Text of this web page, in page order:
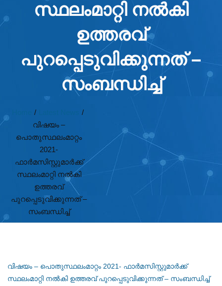
സ്ഥലംമാറ്റി നൽകി
ഉത്തരവ്
പുറപ്പെടുവിക്കുന്നത് –
സംബന്ധിച്ച്
/
/
വിഷയം –
പൊതുസ്ഥലംമാറ്റം
2021-
ഫാർമസിസ്റ്റുമാർക്ക്
സ്ഥലംമാറ്റി നൽകി
ഉത്തരവ്
പുറപ്പെടുവിക്കുന്നത് –
സംബന്ധിച്ച്
വിഷയം – പൊതുസ്ഥലംമാറ്റം 2021- ഫാർമസിസ്റ്റുമാർക്ക്
സ്ഥലംമാറ്റി നൽകി ഉത്തരവ് പുറപ്പെടുവിക്കുന്നത് – സംബന്ധിച്ച്